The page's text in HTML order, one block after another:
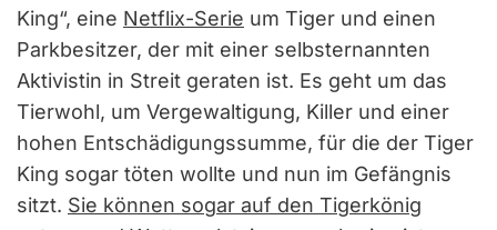
King“, eine Netflix-Serie um Tiger und einen
Parkbesitzer, der mit einer selbsternannten
Aktivistin in Streit geraten ist. Es geht um das
Tierwohl, um Vergewaltigung, Killer und einer
hohen Entschädigungssumme, für die der Tiger
King sogar töten wollte und nun im Gefängnis
sitzt. Sie können sogar auf den Tigerkönig